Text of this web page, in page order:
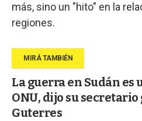
más, sino un "hito" en la
regiones.
La guerra en Sudán es
ONU, dijo su
Guterres